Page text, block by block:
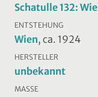
Schatulle 132:
ENTSTEHUNG
Wien, ca. 1924
HERSTELLER
unbekannt
MASSE